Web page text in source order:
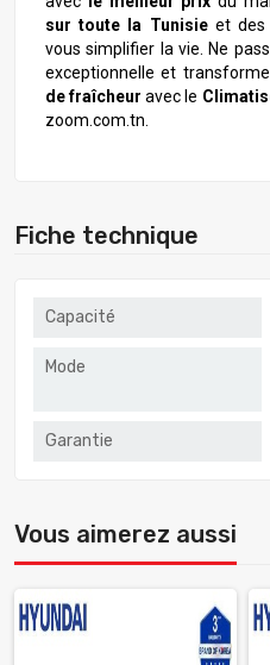
sur toute la Tunisieet
vous simplifier la vie. Ne
exceptionnelle et
de fraîcheur avec le
zoom.com.tn.
Fiche technique
Capacité
Mode
Garantie
Vous aimerez aussi